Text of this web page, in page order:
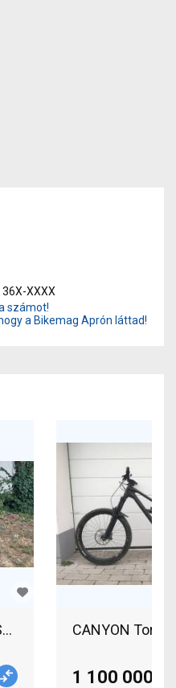
XXXX
számot!
a Bikemag Aprón láttad!
9.0 Race Mountain
CANYON
1 100 000 Ft